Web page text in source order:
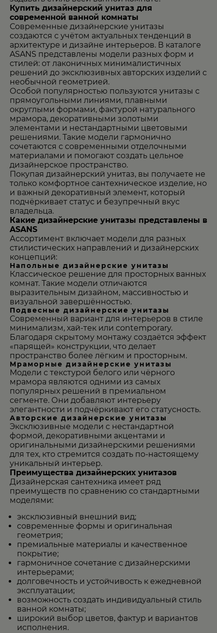
Купить дизайнерский унитаз для
современной ванной комнаты
Современные дизайнерские унитазы
создаются с учётом актуальных тенденций в
архитектуре и дизайне интерьеров. В каталоге
ASANS представлены модели разных форм и
стилей: от лаконичных минималистичных
решений до эксклюзивных авторских изделий с
необычной геометрией.
Особой популярностью пользуются унитазы с
прямоугольными линиями, плавными
округлыми формами, фактурой натурального
мрамора, декоративными золотыми
элементами и нестандартными цветовыми
решениями. Такие модели гармонично
сочетаются с современными отделочными
материалами и помогают создать цельное
дизайнерское пространство.
Покупая дизайнерский унитаз, вы получаете не
только комфортное сантехническое изделие, но
и важный декоративный элемент, который
подчёркивает статус и безупречный вкус
владельца.
Какие дизайнерские унитазы представлены в
ASANS
Ассортимент включает модели для разных
стилистических направлений и дизайнерских
концепций:
Напольные дизайнерские унитазы
Классическое решение для просторных ванных
комнат. Такие модели отличаются
выразительным дизайном, массивностью и
визуальной завершённостью.
Подвесные дизайнерские унитазы
Современный вариант для интерьеров в стиле
минимализм, хай-тек или contemporary.
Благодаря скрытому монтажу создаётся эффект
«парящей» конструкции, что делает
пространство более лёгким и просторным.
Мраморные дизайнерские унитазы
Модели с текстурой белого или чёрного
мрамора являются одними из самых
популярных решений в премиальном
сегменте. Они добавляют интерьеру
элегантности и подчёркивают его статусность.
Авторские дизайнерские унитазы
Эксклюзивные модели с нестандартной
формой, декоративными акцентами и
оригинальными дизайнерскими решениями
для тех, кто стремится создать по-настоящему
уникальный интерьер.
Преимущества дизайнерских унитазов
Дизайнерская сантехника имеет ряд
преимуществ по сравнению со стандартными
моделями:
эксклюзивный внешний вид;
современные формы и оригинальная
геометрия;
премиальные материалы и качественное
покрытие;
гармоничное сочетание с дизайнерскими
интерьерами;
долговечность и устойчивость к ежедневной
эксплуатации;
возможность создать индивидуальный стиль
ванной комнаты;
широкий выбор цветов, фактур и вариантов
исполнения.